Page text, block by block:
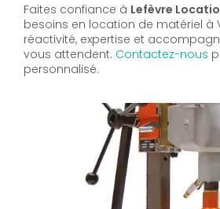
Faites confiance à Lefèvre
besoins en location de matériel à
réactivité, expertise et
vous attendent. Contactez-nous
personnalisé.